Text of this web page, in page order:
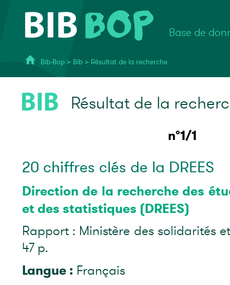
Base de
Bib-Bop > Bib > Résultat de la recherche
Résultat de la
n°1/1
20 chiffres clés de la DREES
Direction de la recherche des
et des statistiques (DREES)
Rapport : Ministère des solidarités
47 p.
Langue : Français